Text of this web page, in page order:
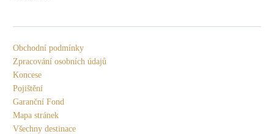
Obchodní podmínky
Zpracování osobních údajů
Koncese
Pojištění
Garanční Fond
Mapa stránek
Všechny destinace